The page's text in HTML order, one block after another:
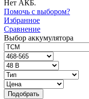
Нет АКБ.
Помочь с выбором?
Избранное
Сравнение
Выбор аккумулятора
Подобрать